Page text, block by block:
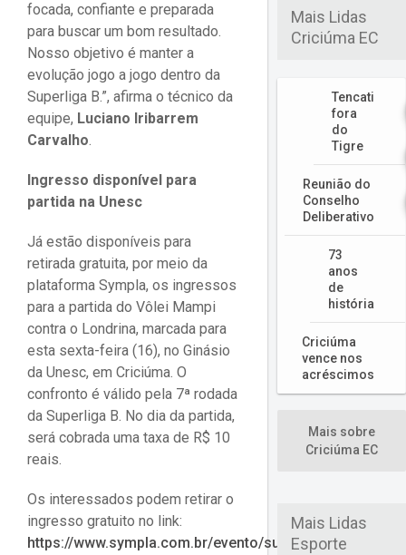
focada, confiante e preparada
para buscar um bom resultado.
Nosso objetivo é manter a
evolução jogo a jogo dentro da
Superliga B.”, afirma o técnico da
equipe, Luciano Iribarrem
Carvalho.
Ingresso disponível para
partida na Unesc
Já estão disponíveis para
retirada gratuita, por meio da
plataforma Sympla, os ingressos
para a partida do Vôlei Mampi
contra o Londrina, marcada para
esta sexta-feira (16), no Ginásio
da Unesc, em Criciúma. O
confronto é válido pela 7ª rodada
da Superliga B. No dia da partida,
será cobrada uma taxa de R$ 10
reais.
Os interessados podem retirar o
ingresso gratuito no link:
https://www.sympla.com.br/evento/superliga-
Mais Lidas
Criciúma EC
Tencati
fora
do
Tigre
Reunião do
Conselho
Deliberativo
73
anos
de
história
Criciúma
vence nos
acréscimos
Mais sobre
Criciúma EC
Mais Lidas
Esporte